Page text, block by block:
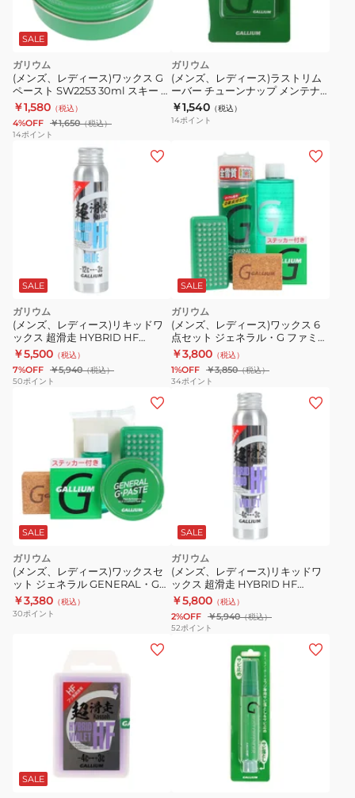
SALE
ガリウム
(メンズ、レディース)ワックス G
ペースト SW2253 30ml スキー ス
ノーボード
￥1,580 （税込）
4%OFF ￥1,650（税込）
14ポイント
ガリウム
(メンズ、レディース)ラストリム
ーバー チューンナップ メンテナ
ンス TU0134
￥1,540 （税込）
14ポイント
SALE
ガリウム
(メンズ、レディース)リキッドワ
ックス 超滑走 HYBRID HF
LIQUID BLUE SW2255 60ml
￥5,500 （税込）
7%OFF ￥5,940（税込）
50ポイント
SALE
ガリウム
(メンズ、レディース)ワックス 6
点セット ジェネラル・G ファミリ
ーセット GENERAL・G Family
Set SX0015 全雪質対応
￥3,800 （税込）
1%OFF ￥3,850（税込）
34ポイント
SALE
ガリウム
(メンズ、レディース)ワックスセ
ット ジェネラル GENERAL・G
ペースト セット SX0016
￥3,380 （税込）
30ポイント
SALE
ガリウム
(メンズ、レディース)リキッドワ
ックス 超滑走 HYBRID HF
LIQUID VIOLET SW2256 60ml
￥5,800 （税込）
2%OFF ￥5,940（税込）
52ポイント
SALE